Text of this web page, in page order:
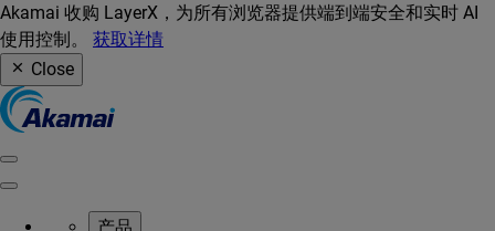
Akamai 收购 LayerX，为所有浏览器提供端到端安全和实时 AI
使用控制。 获取详情
Close